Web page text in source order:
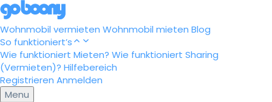
Wohnmobil vermieten Wohnmobil mieten Blog
So funktioniert’s
Wie funktioniert Mieten? Wie funktioniert Sharing
(Vermieten)? Hilfebereich
Registrieren Anmelden
Menu